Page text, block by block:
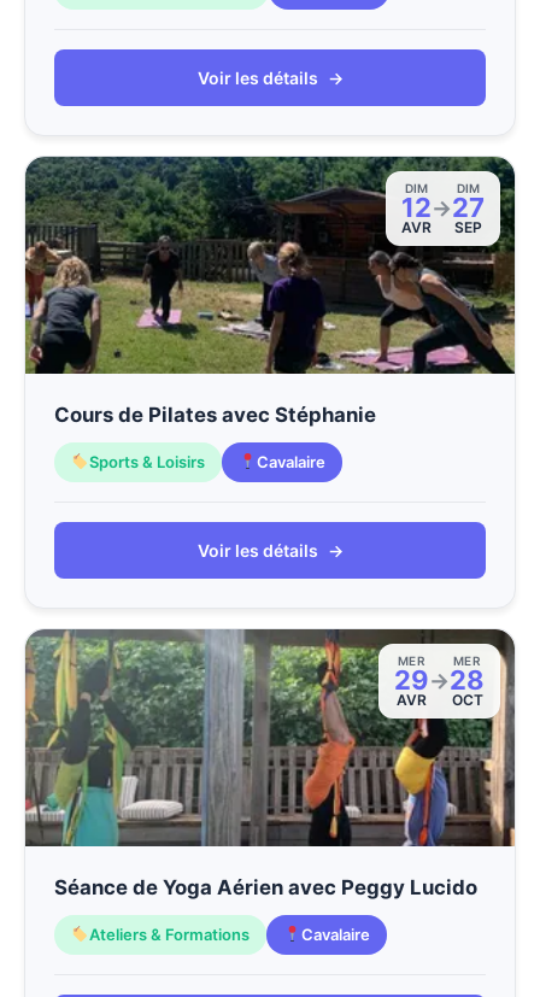
Voir les détails →
DIM
12
AVR
→
DIM
27
SEP
Cours de Pilates avec Stéphanie
Sports & Loisirs Cavalaire
Voir les détails →
MER
29
AVR
→
MER
28
OCT
Séance de Yoga Aérien avec Peggy Lucido
Ateliers & Formations Cavalaire